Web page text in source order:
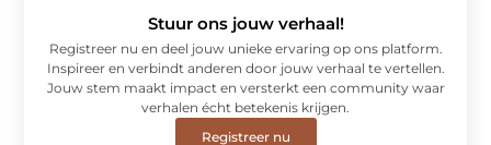
Stuur ons jouw verhaal!
Registreer nu en deel jouw unieke ervaring op ons platform.
Inspireer en verbindt anderen door jouw verhaal te vertellen.
Jouw stem maakt impact en versterkt een community waar
verhalen écht betekenis krijgen.
Registreer nu